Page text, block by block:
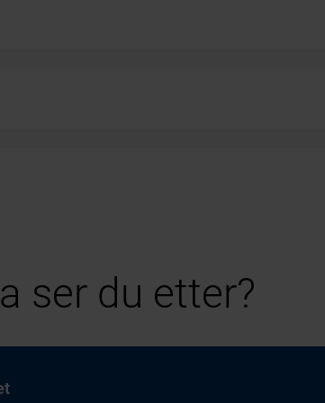
ser du etter?